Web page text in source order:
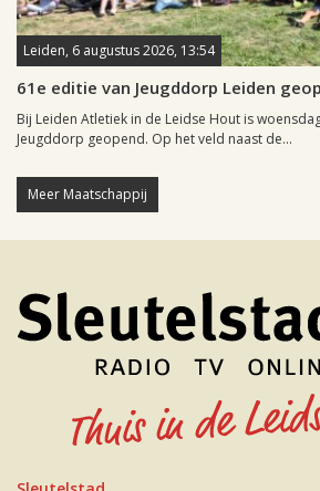
Leiden, 6 augustus 2026, 13:54
61e editie van Jeugddorp Leiden
Bij Leiden Atletiek in de Leidse Hout is
Jeugddorp geopend. Op het veld naast de...
Meer Maatschappij